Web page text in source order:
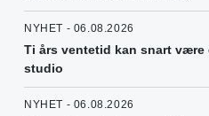
NYHET - 06.08.2026
Ti års ventetid kan snart være
studio
NYHET - 06.08.2026